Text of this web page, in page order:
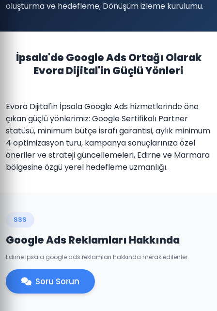
oluşturma ve hedefleme, Dönüşüm izleme kurulumu.
İpsala'de Google Ads Ortağı Olarak
Evora Dijital'in Güçlü Yönleri
Evora Dijital'in İpsala Google Ads hizmetlerinde öne
çıkan güçlü yönlerimiz: Google Sertifikalı Partner
statüsü, minimum bütçe israfı garantisi, aylık minimum
4 optimizasyon turu, kampanya sonuçlarınıza özel
öneriler ve strateji güncellemeleri, Edirne ve Marmara
bölgesine özgü yerel hedefleme uzmanlığı.
SSS
Google Ads Reklamları Hakkında
Edirne İpsala google ads reklamları hakkında merak edilenler.
Soru Sorun